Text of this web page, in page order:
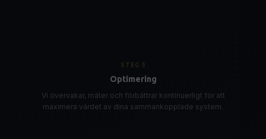
STEG 5
Optimering
Vi övervakar, mäter och förbättrar kontinuerligt för att
maximera värdet av dina sammankopplade system.